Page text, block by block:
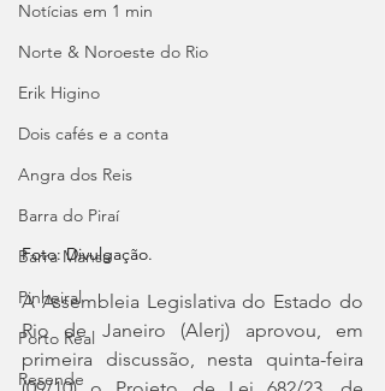
Notícias em 1 min
Norte & Noroeste do Rio
Erik Higino
Dois cafés e a conta
Angra dos Reis
Barra do Piraí
Barra Mansa
Pinheiral
Porto Real
Resende
Foto: Divulgação.
A Assembleia Legislativa do Estado do
Rio de Janeiro (Alerj) aprovou, em
primeira discussão, nesta quinta-feira